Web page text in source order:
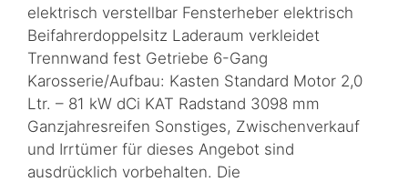
elektrisch verstellbar Fensterheber elektrisch
Beifahrerdoppelsitz Laderaum verkleidet
Trennwand fest Getriebe 6-Gang
Karosserie/Aufbau: Kasten Standard Motor 2,0
Ltr. – 81 kW dCi KAT Radstand 3098 mm
Ganzjahresreifen Sonstiges, Zwischenverkauf
und Irrtümer für dieses Angebot sind
ausdrücklich vorbehalten. Die